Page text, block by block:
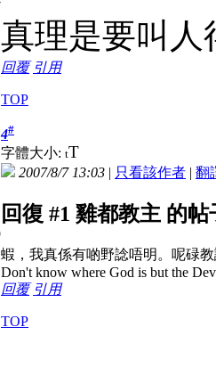
真理是要叫人
回覆 引用
TOP
4#
字體大小: tT
2007/8/7 13:03 | 只看該作者 | 翻
回復 #1 雞都教主 的帖
蝦，我真係有啲野諗唔明。呢碌
Don't know where God is but the
回覆 引用
TOP